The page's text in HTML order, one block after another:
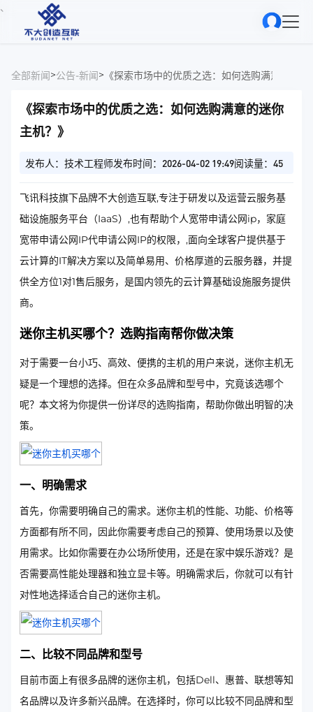
、
全部新闻>公告-新闻> 《探索市场中的优质之选：如何选购满意的迷
《探索市场中的优质之选：如何选购满意的迷你
主机？》
发布人：技术工程师发布时间：2026-04-02 19:49阅读量：45
飞讯科技旗下品牌不大创造互联,专注于研发以及运营云服务基
础设施服务平台（IaaS）,也有帮助个人宽带申请公网ip，家庭
宽带申请公网IP代申请公网IP的权限，,面向全球客户提供基于
云计算的IT解决方案以及简单易用、价格厚道的云服务器，并提
供全方位1对1售后服务，是国内领先的云计算基础设施服务提供
商。
迷你主机买哪个？选购指南帮你做决策
对于需要一台小巧、高效、便携的主机的用户来说，迷你主机无
疑是一个理想的选择。但在众多品牌和型号中，究竟该选哪个
呢？本文将为你提供一份详尽的选购指南，帮助你做出明智的决
策。
一、明确需求
首先，你需要明确自己的需求。迷你主机的性能、功能、价格等
方面都有所不同，因此你需要考虑自己的预算、使用场景以及使
用需求。比如你需要在办公场所使用，还是在家中娱乐游戏？是
否需要高性能处理器和独立显卡等。明确需求后，你就可以有针
对性地选择适合自己的迷你主机。
二、比较不同品牌和型号
目前市面上有很多品牌的迷你主机，包括Dell、惠普、联想等知
名品牌以及许多新兴品牌。在选择时，你可以比较不同品牌和型